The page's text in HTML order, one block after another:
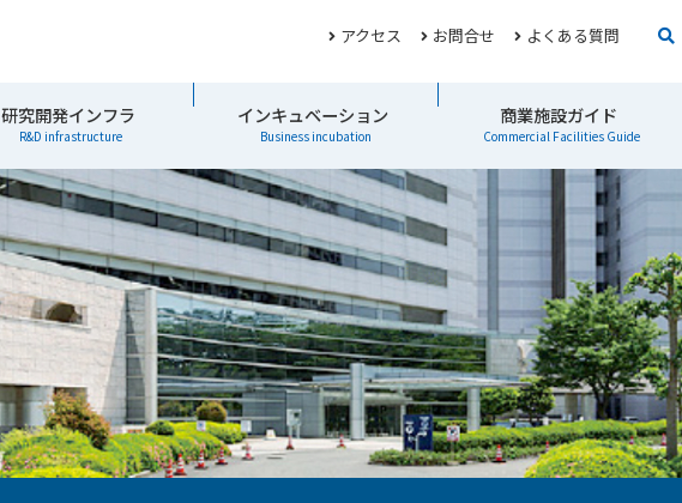
アクセス お問合せ よくある質問
研究開発インフラ
R&D infrastructure
インキュベーション
Business incubation
商業施設ガイド
Commercial Facilities Guide